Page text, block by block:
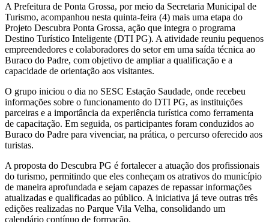
A Prefeitura de Ponta Grossa, por meio da Secretaria Municipal de
Turismo, acompanhou nesta quinta-feira (4) mais uma etapa do
Projeto Descubra Ponta Grossa, ação que integra o programa
Destino Turístico Inteligente (DTI PG). A atividade reuniu pequenos
empreendedores e colaboradores do setor em uma saída técnica ao
Buraco do Padre, com objetivo de ampliar a qualificação e a
capacidade de orientação aos visitantes.
O grupo iniciou o dia no SESC Estação Saudade, onde recebeu
informações sobre o funcionamento do DTI PG, as instituições
parceiras e a importância da experiência turística como ferramenta
de capacitação. Em seguida, os participantes foram conduzidos ao
Buraco do Padre para vivenciar, na prática, o percurso oferecido aos
turistas.
A proposta do Descubra PG é fortalecer a atuação dos profissionais
do turismo, permitindo que eles conheçam os atrativos do município
de maneira aprofundada e sejam capazes de repassar informações
atualizadas e qualificadas ao público. A iniciativa já teve outras três
edições realizadas no Parque Vila Velha, consolidando um
calendário contínuo de formação.